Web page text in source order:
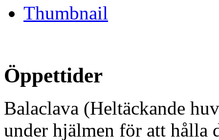
Thumbnail
Öppettider
Balaclava (Heltäckande
under hjälmen för att hålla